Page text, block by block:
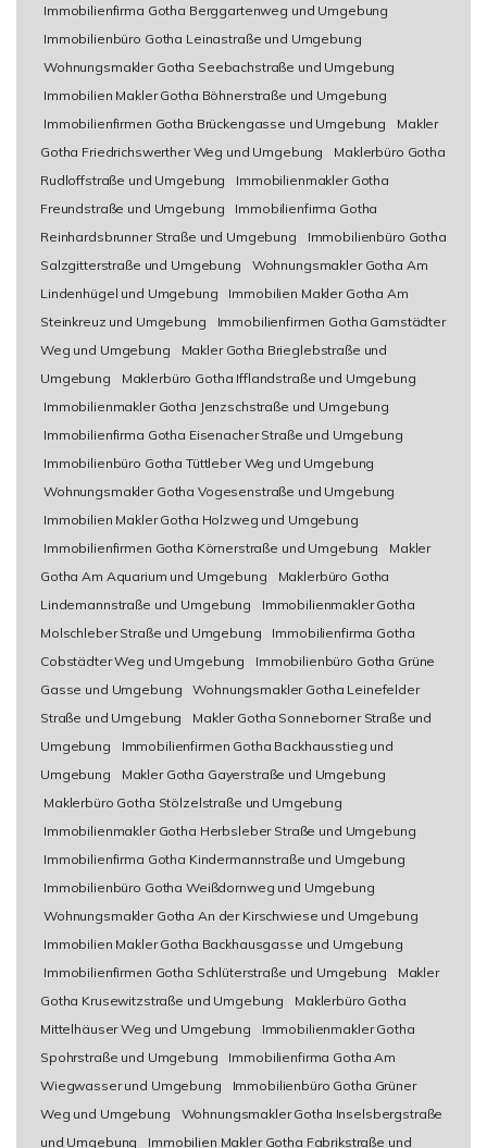
Immobilienfirma Gotha Berggartenweg und Umgebung
Immobilienbüro Gotha Leinastraße und Umgebung
Wohnungsmakler Gotha Seebachstraße und Umgebung
Immobilien Makler Gotha Böhnerstraße und Umgebung
Immobilienfirmen Gotha Brückengasse und Umgebung
Makler
Gotha Friedrichswerther Weg und Umgebung
Maklerbüro Gotha
Rudloffstraße und Umgebung
Immobilienmakler Gotha
Freundstraße und Umgebung
Immobilienfirma Gotha
Reinhardsbrunner Straße und Umgebung
Immobilienbüro Gotha
Salzgitterstraße und Umgebung
Wohnungsmakler Gotha Am
Lindenhügel und Umgebung
Immobilien Makler Gotha Am
Steinkreuz und Umgebung
Immobilienfirmen Gotha Gamstädter
Weg und Umgebung
Makler Gotha Brieglebstraße und
Umgebung
Maklerbüro Gotha Ifflandstraße und Umgebung
Immobilienmakler Gotha Jenzschstraße und Umgebung
Immobilienfirma Gotha Eisenacher Straße und Umgebung
Immobilienbüro Gotha Tüttleber Weg und Umgebung
Wohnungsmakler Gotha Vogesenstraße und Umgebung
Immobilien Makler Gotha Holzweg und Umgebung
Immobilienfirmen Gotha Körnerstraße und Umgebung
Makler
Gotha Am Aquarium und Umgebung
Maklerbüro Gotha
Lindemannstraße und Umgebung
Immobilienmakler Gotha
Molschleber Straße und Umgebung
Immobilienfirma Gotha
Cobstädter Weg und Umgebung
Immobilienbüro Gotha Grüne
Gasse und Umgebung
Wohnungsmakler Gotha Leinefelder
Straße und Umgebung
Makler Gotha Sonneborner Straße und
Umgebung
Immobilienfirmen Gotha Backhausstieg und
Umgebung
Makler Gotha Gayerstraße und Umgebung
Maklerbüro Gotha Stölzelstraße und Umgebung
Immobilienmakler Gotha Herbsleber Straße und Umgebung
Immobilienfirma Gotha Kindermannstraße und Umgebung
Immobilienbüro Gotha Weißdornweg und Umgebung
Wohnungsmakler Gotha An der Kirschwiese und Umgebung
Immobilien Makler Gotha Backhausgasse und Umgebung
Immobilienfirmen Gotha Schlüterstraße und Umgebung
Makler
Gotha Krusewitzstraße und Umgebung
Maklerbüro Gotha
Mittelhäuser Weg und Umgebung
Immobilienmakler Gotha
Spohrstraße und Umgebung
Immobilienfirma Gotha Am
Wiegwasser und Umgebung
Immobilienbüro Gotha Grüner
Weg und Umgebung
Wohnungsmakler Gotha Inselsbergstraße
und Umgebung
Immobilien Makler Gotha Fabrikstraße und